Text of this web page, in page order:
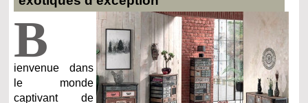
B
ienvenue dans
le monde
captivant de